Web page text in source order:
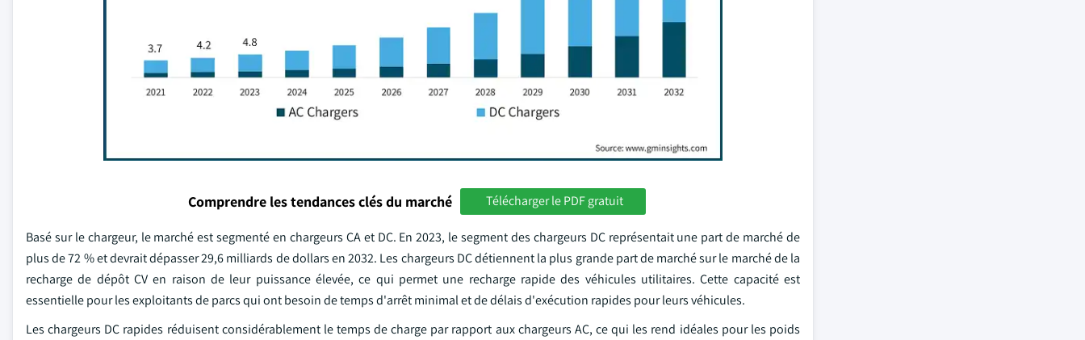
Comprendre les tendances clés du marché Télécharger le PDF gratuit
Basé sur le chargeur, le marché est segmenté en chargeurs CA et DC. En 2023, le segment des chargeurs DC représentait une part de marché de
plus de 72 % et devrait dépasser 29,6 milliards de dollars en 2032. Les chargeurs DC détiennent la plus grande part de marché sur le marché de la
recharge de dépôt CV en raison de leur puissance élevée, ce qui permet une recharge rapide des véhicules utilitaires. Cette capacité est
essentielle pour les exploitants de parcs qui ont besoin de temps d'arrêt minimal et de délais d'exécution rapides pour leurs véhicules.
Les chargeurs DC rapides réduisent considérablement le temps de charge par rapport aux chargeurs AC, ce qui les rend idéales pour les poids